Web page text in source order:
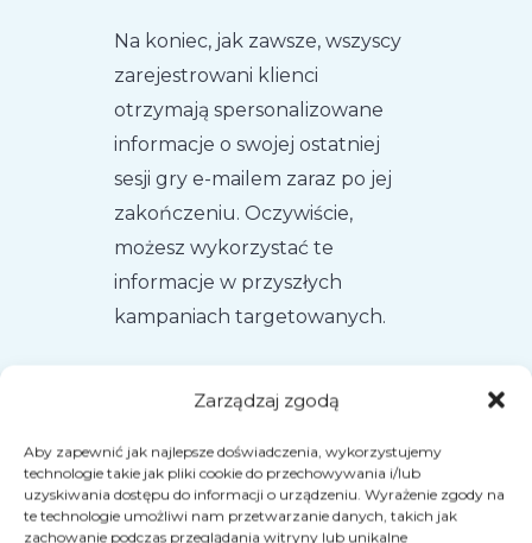
Zarządzaj zgodą
Aby zapewnić jak najlepsze doświadczenia, wykorzystujemy
technologie takie jak pliki cookie do przechowywania i/lub
uzyskiwania dostępu do informacji o urządzeniu. Wyrażenie zgody na
te technologie umożliwi nam przetwarzanie danych, takich jak
zachowanie podczas przeglądania witryny lub unikalne
Na koniec, jak zawsze, wszyscy
zarejestrowani klienci
otrzymają spersonalizowane
informacje o swojej ostatniej
sesji gry e-mailem zaraz po jej
zakończeniu. Oczywiście,
możesz wykorzystać te
informacje w przyszłych
kampaniach targetowanych.